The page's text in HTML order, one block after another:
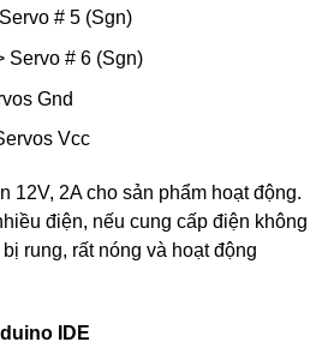
# 5 (Sgn)
Servo # 6 (Sgn)
Gnd
Vcc
12V, 2A cho sản phẩm hoạt động.
điện, nếu cung cấp điện không
rung, rất nóng và hoạt động
IDE